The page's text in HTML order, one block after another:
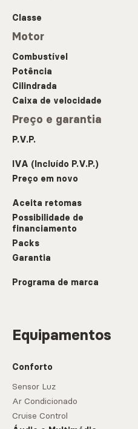
Classe
Motor
Combustível
Potência
Cilindrada
Caixa de velocidade
Preço e garantia
P.V.P.
IVA (Incluído P.V.P.)
Preço em novo
Aceita retomas
Possibilidade de
financiamento
Packs
Garantia
Programa de marca
Equipamentos
Conforto
Sensor Luz
Ar Condicionado
Cruise Control